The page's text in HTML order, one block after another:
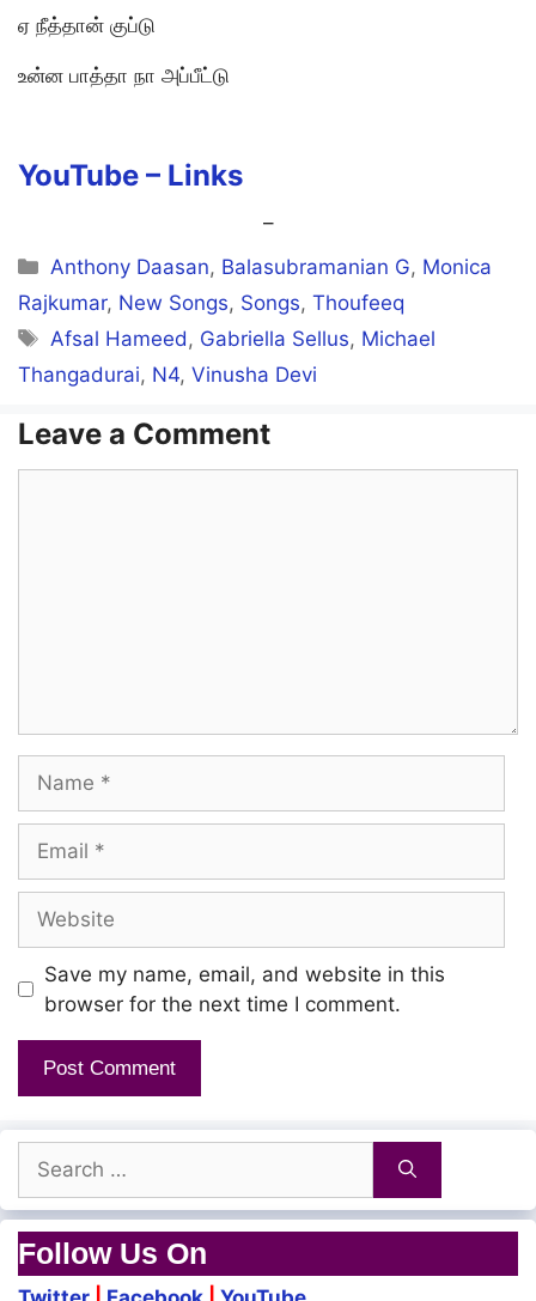
ஏ நீத்தான் குப்டு
உன்ன பாத்தா நா அப்பீட்டு
YouTube – Links
–
Categories
Anthony Daasan, Balasubramanian G, Monica
Rajkumar, New Songs, Songs, Thoufeeq
Tags
Afsal Hameed , Gabriella Sellus, Michael
Thangadurai, N4, Vinusha Devi
Leave a Comment
Save my name, email, and website in this
browser for the next time I comment.
for:
Follow Us On